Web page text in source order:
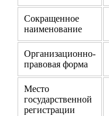
Сокращенное
наименование
Организационно-
правовая форма
Место
государственной
регистрации